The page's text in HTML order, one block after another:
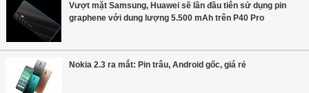
Vượt mặt Samsung, Huawei sẽ lần đầu tiên sử dụng pin
graphene với dung lượng 5.500 mAh trên P40 Pro
Nokia 2.3 ra mắt: Pin trâu, Android gốc, giá rẻ